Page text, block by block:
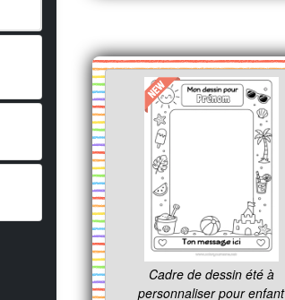
Cadre de dessin été à
personnaliser pour enfant